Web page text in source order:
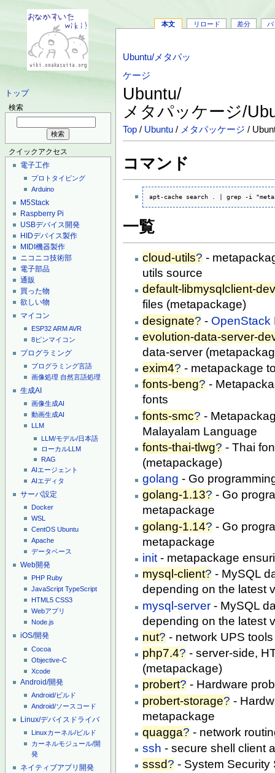
トップ
検索
クイックアクセス
電子工作
プロトタイピング
Arduino
M5Stack
Raspberry Pi
USBデバイス開発
HIDデバイス製作
MIDI機器製作
ニコニコ技術部
電子部品
通販
買った物
欲しい物
マイコン
ESP32ARMAVR
8ピンマイコン
プログラミング
プログラミング言語
画像処理 自然言語処理
生成AI
画像生成AI
動画生成AI
LLM
LLM/モデル/日本語
ローカルLLM
RAG
AIエージェント
AIエディタ
サーバ設定
Docker
WSL
CentOS Ubuntu
Apache
データベース
Web開発
PHP Ruby
JavaScript TypeScript
HTML5 CSS3
Webアプリ
Node.js
iOS/開発
Cocoa
Objective-C
Xcode
Android/開発
Android/ビルド
Android/ソースコード
Linux/デバイスドライバ
Linuxカーネル/ビルド
カーネルモジュール/開
発
ネイティブアプリ開発
本文 リロード 差分 バ
Ubuntu/メタパッ
ケージ
Ubuntu/
メタパッケージ/
Top / Ubuntu / メタパッケージ /
コマンド
apt-cache search . | grep -i
一覧
cloud-utils? -
utils source
default-libmysqlclient-
files (metapackage)
designate? - OpenStack
evolution-data-server-
data-server
exim4? - metapackage
fonts-beng? -
fonts
fonts-smc? -
Malayalam Language
fonts-thai-tlwg? - Thai
(metapackage)
golang - Go
golang-1.13? - Go
metapackage
golang-1.14? - Go
metapackage
init - metapackage
mysql-client? - MySQL
depending on the latest
mysql-server - MySQL
depending on the latest
nut? - network UPS
php7.4? - server-side,
(metapackage)
probert? - Hardware
probert-storage? -
metapackage
quagga? - network
ssh - secure shell client
sssd? - System Security